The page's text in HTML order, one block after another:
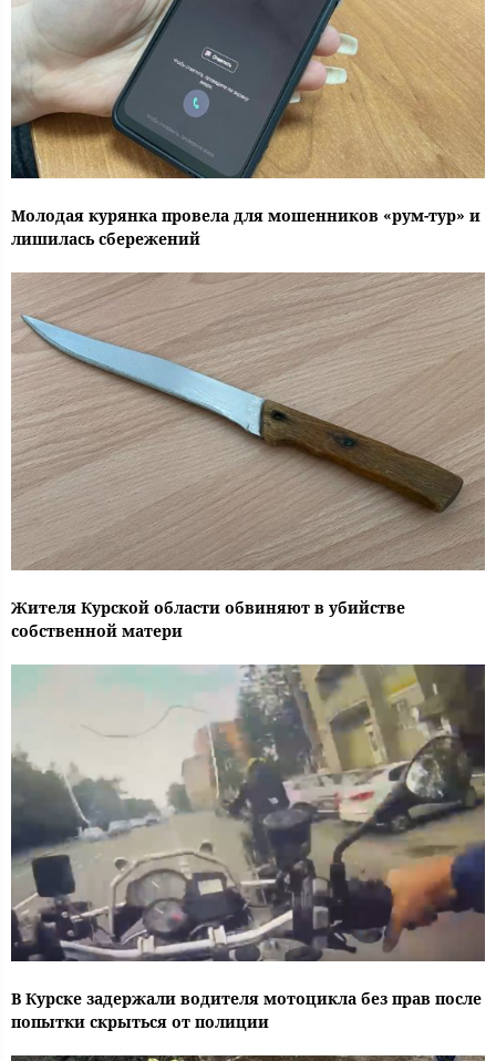
Молодая курянка провела для мошенников «рум-тур» и
лишилась сбережений
Жителя Курской области обвиняют в убийстве
собственной матери
В Курске задержали водителя мотоцикла без прав после
попытки скрыться от полиции